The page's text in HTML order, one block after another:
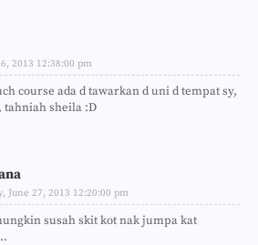
2013 12:38:00 pm
course ada d tawarkan d uni d tempat sy,
sheila :D
June 27, 2013 12:20:00 pm
susah skit kot nak jumpa kat